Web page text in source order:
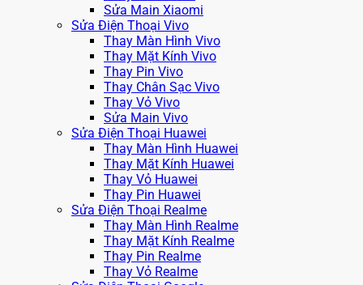
Sửa Main Xiaomi
Sửa Điện Thoại Vivo
Thay Màn Hình Vivo
Thay Mặt Kính Vivo
Thay Pin Vivo
Thay Chân Sạc Vivo
Thay Vỏ Vivo
Sửa Main Vivo
Sửa Điện Thoại Huawei
Thay Màn Hình Huawei
Thay Mặt Kính Huawei
Thay Vỏ Huawei
Thay Pin Huawei
Sửa Điện Thoại Realme
Thay Màn Hình Realme
Thay Mặt Kính Realme
Thay Pin Realme
Thay Vỏ Realme